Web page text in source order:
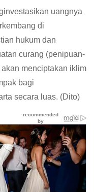
uangnya
di
hukum dan
curang (penipuan-
menciptakan iklim
bagi
secara luas. (Dito)